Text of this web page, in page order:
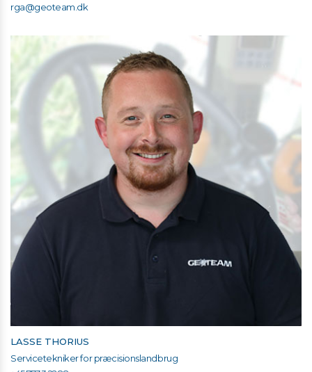
rga@geoteam.dk
LASSE THORIUS
Servicetekniker for præcisionslandbrug